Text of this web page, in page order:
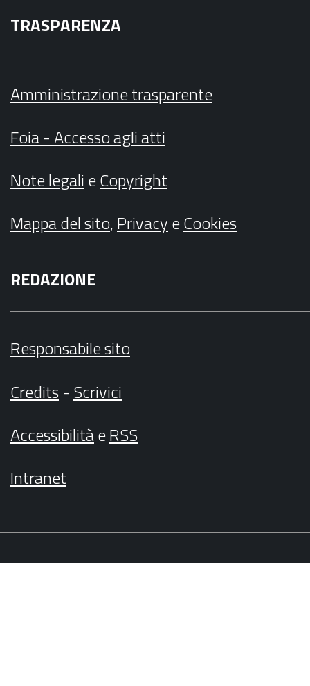
TRASPARENZA
Amministrazione trasparente
Foia - Accesso agli atti
Note legalieCopyright
Mappa del sito,PrivacyeCookies
REDAZIONE
Responsabile sito
Credits- Scrivici
AccessibilitàeRSS
Intranet